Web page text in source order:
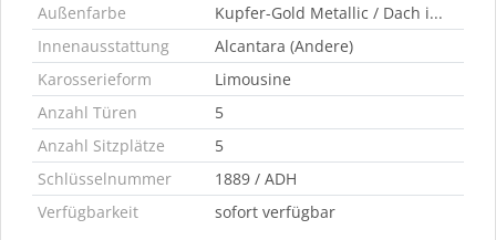
Außenfarbe
Kupfer-Gold Metallic / Dach i...
Innenausstattung
Alcantara (Andere)
Karosserieform
Limousine
Anzahl Türen
5
Anzahl Sitzplätze
5
Schlüsselnummer
1889 / ADH
Verfügbarkeit
sofort verfügbar